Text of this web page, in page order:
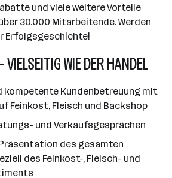
und viele weitere Vorteile
30.000 Mitarbeitende. Werden
Erfolgsgeschichte!
WIE DER HANDEL
kompetente Kundenbetreuung mit
Feinkost, Fleisch und Backshop
und Verkaufsgesprächen
des gesamten
des Feinkost-, Fleisch- und